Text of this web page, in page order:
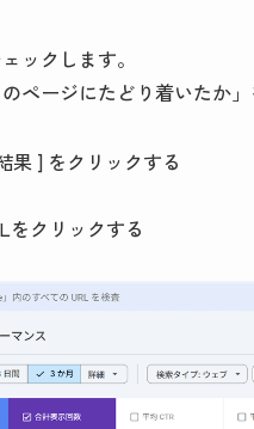
ックします。
ページにたどり着いたか」
果 ] をクリックする
をクリックする